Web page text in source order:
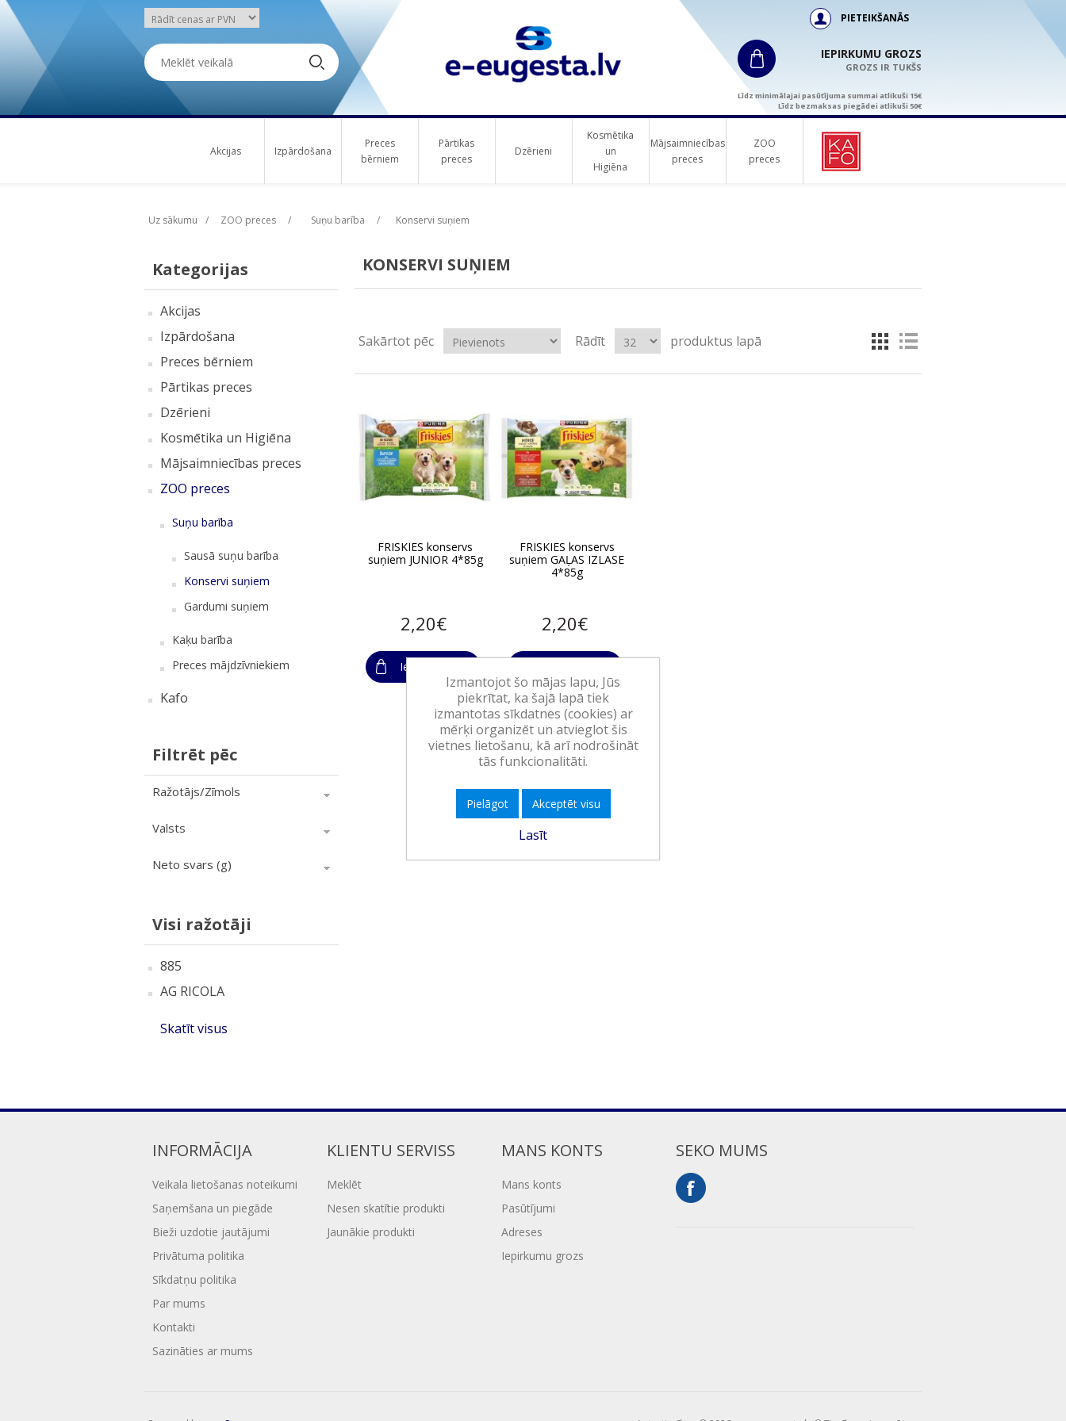
PIETEIKŠANĀS
IEPIRKUMU GROZS
GROZS IR TUKŠS
Līdz minimālajai pasūtījuma summai atlikuši 15€
Līdz bezmaksas piegādei atlikuši 50€
Akcijas Izpārdošana
Preces
bērniem
Pārtikas
preces
Dzērieni
Kosmētika
un
Higiēna
Mājsaimniecības
preces
ZOO
preces
Uz sākumu / ZOO preces / Suņu barība / Konservi suņiem
Kategorijas
Akcijas
Izpārdošana
Preces bērniem
Pārtikas preces
Dzērieni
Kosmētika un Higiēna
Mājsaimniecības preces
ZOO preces
Suņu barība
Sausā suņu barība
Konservi suņiem
Gardumi suņiem
Kaķu barība
Preces mājdzīvniekiem
Kafo
Filtrēt pēc
Ražotājs/Zīmols
Valsts
Neto svars (g)
Visi ražotāji
885
AG RICOLA
Skatīt visus
KONSERVI SUŅIEM
Sakārtot pēc Rādīt produktus lapā
FRISKIES konservs
suņiem JUNIOR 4*85g
2,20€
Ielikt grozā
FRISKIES konservs
suņiem GAĻAS IZLASE
4*85g
2,20€
INFORMĀCIJA
Veikala lietošanas noteikumi
Saņemšana un piegāde
Bieži uzdotie jautājumi
Privātuma politika
Sīkdatņu politika
Par mums
Kontakti
Sazināties ar mums
KLIENTU SERVISS
Meklēt
Nesen skatītie produkti
Jaunākie produkti
MANS KONTS
Mans konts
Pasūtījumi
Adreses
Iepirkumu grozs
SEKO MUMS
Izmantojot šo mājas lapu, Jūs
piekrītat, ka šajā lapā tiek
izmantotas sīkdatnes (cookies) ar
mērķi organizēt un atvieglot šis
vietnes lietošanu, kā arī nodrošināt
tās funkcionalitāti.
Pielāgot Akceptēt visu
Lasīt